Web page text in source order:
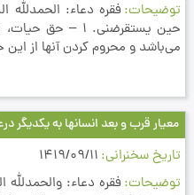
توضیحات فقره دعاء: الحمدلله
حين يستقرضني. 1
مي‌باشد و محروم كردن آنها از
معیار قرب و بعد انسانها به یکدیگر
تاریخ سخنرانی 1419/09/11
توضیحات فقره دعاء: والحمدلله